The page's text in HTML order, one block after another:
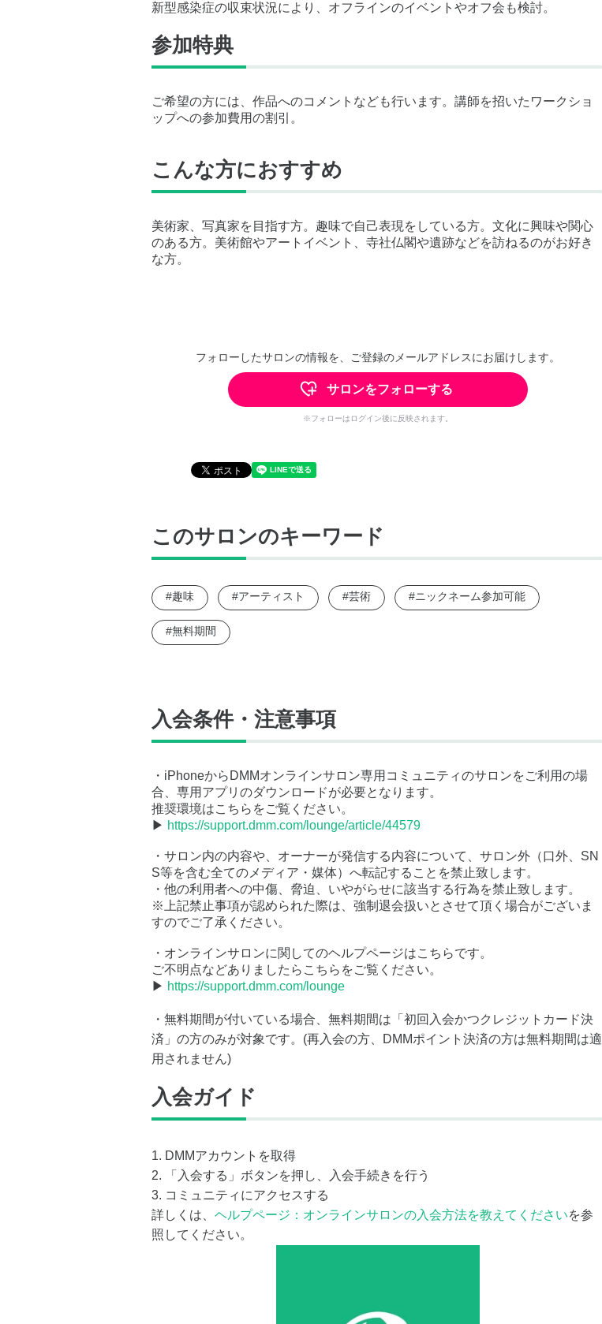
新型感染症の収束状況により、オフラインのイベントやオフ会も検討。
参加特典
ご希望の方には、作品へのコメントなども行います。講師を招いたワークショ
ップへの参加費用の割引。
こんな方におすすめ
美術家、写真家を目指す方。趣味で自己表現をしている方。文化に興味や関心
のある方。美術館やアートイベント、寺社仏閣や遺跡などを訪ねるのがお好き
な方。
フォローしたサロンの情報を、ご登録のメールアドレスにお届けします。
サロンをフォローする
※フォローはログイン後に反映されます。
このサロンのキーワード
#趣味 #アーティスト #芸術 #ニックネーム参加可能
#無料期間
入会条件・注意事項
・iPhoneからDMMオンラインサロン専用コミュニティのサロンをご利用の場
合、専用アプリのダウンロードが必要となります。
推奨環境はこちらをご覧ください。
▶ https://support.dmm.com/lounge/article/44579
・サロン内の内容や、オーナーが発信する内容について、サロン外（口外、SN
S等を含む全てのメディア・媒体）へ転記することを禁止致します。
・他の利用者への中傷、脅迫、いやがらせに該当する行為を禁止致します。
※上記禁止事項が認められた際は、強制退会扱いとさせて頂く場合がございま
すのでご了承ください。
・オンラインサロンに関してのヘルプページはこちらです。
ご不明点などありましたらこちらをご覧ください。
▶ https://support.dmm.com/lounge
・無料期間が付いている場合、無料期間は「初回入会かつクレジットカード決
済」の方のみが対象です。(再入会の方、DMMポイント決済の方は無料期間は適
用されません)
入会ガイド
1. DMMアカウントを取得
2. 「入会する」ボタンを押し、入会手続きを行う
3. コミュニティにアクセスする
詳しくは、 ヘルプページ：オンラインサロンの入会方法を教えてくださいを参
照してください。